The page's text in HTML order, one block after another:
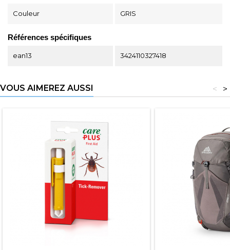
Couleur GRIS
Références spécifiques
ean13 3424110327418
VOUS AIMEREZ AUSSI >
<